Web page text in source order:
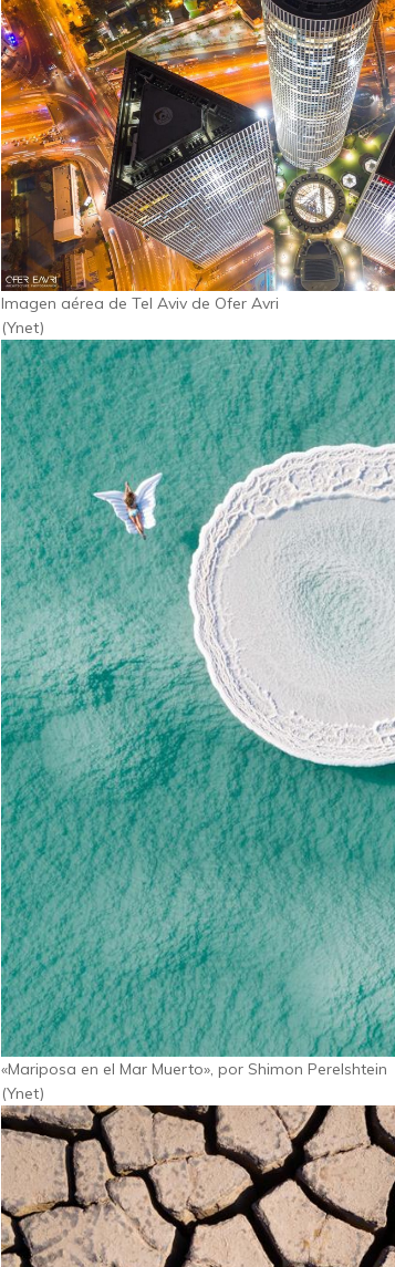
Imagen aérea de Tel Aviv de Ofer Avri
(Ynet)
«Mariposa en el Mar Muerto», por Shimon Perelshtein
(Ynet)